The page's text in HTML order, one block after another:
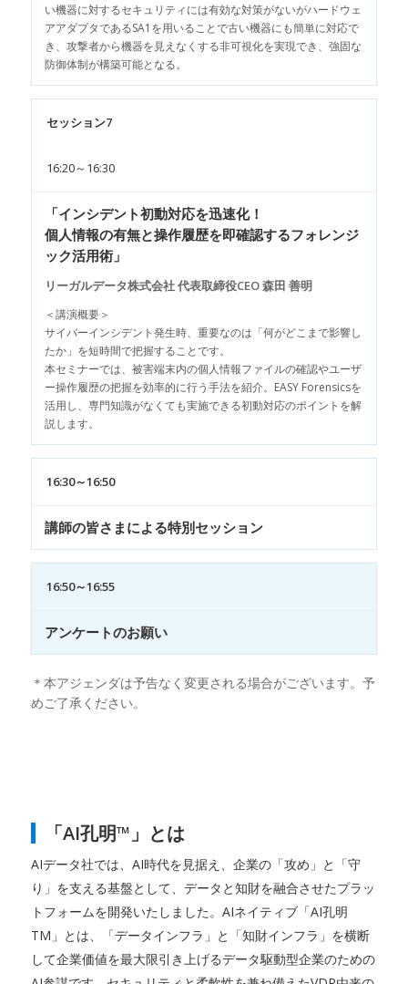
い機器に対するセキュリティには有効な対策がないがハードウェ
アアダプタであるSA1を用いることで古い機器にも簡単に対応で
き、攻撃者から機器を見えなくする非可視化を実現でき、強固な
防御体制が構築可能となる。
セッション7
16:20～16:30
「インシデント初動対応を迅速化！
個人情報の有無と操作履歴を即確認するフォレンジ
ック活用術」
リーガルデータ株式会社 代表取締役CEO 森田 善明
＜講演概要＞
サイバーインシデント発生時、重要なのは「何がどこまで影響し
たか」を短時間で把握することです。
本セミナーでは、被害端末内の個人情報ファイルの確認やユーザ
ー操作履歴の把握を効率的に行う手法を紹介。EASY Forensicsを
活用し、専門知識がなくても実施できる初動対応のポイントを解
説します。
16:30～16:50
講師の皆さまによる特別セッション
16:50～16:55
アンケートのお願い
＊本アジェンダは予告なく変更される場合がございます。予
めご了承ください。
「AI孔明™」とは
AIデータ社では、AI時代を見据え、企業の「攻め」と「守
り」を支える基盤として、データと知財を融合させたプラッ
トフォームを開発いたしました。AIネイティブ「AI孔明
TM」とは、「データインフラ」と「知財インフラ」を横断
して企業価値を最大限引き上げるデータ駆動型企業のための